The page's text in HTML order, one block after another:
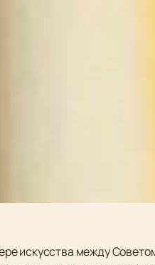
искусства между